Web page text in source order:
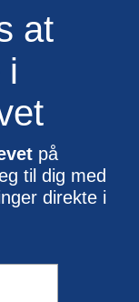
at
i
på
til dig med
direkte i